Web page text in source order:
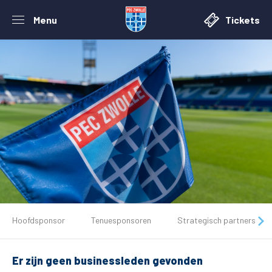
Menu Tickets
Tickets
Matchdays
Hoofdsponsor Tenuesponsoren Strategisch partners
Er zijn geen businessleden gevonden